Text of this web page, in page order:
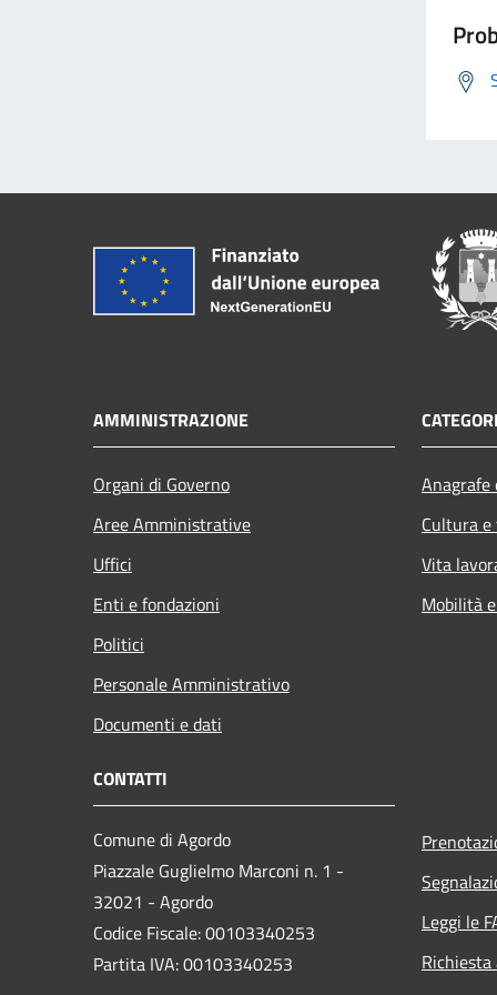
AMMINISTRAZIONE
Organi di Governo
Aree Amministrative
Uffici
Enti e fondazioni
Politici
Personale Amministrativo
Documenti e dati
Cultura
Vita
Mobilità
CONTATTI
Comune di Agordo
Piazzale Guglielmo Marconi n. 1 -
32021 - Agordo
Codice Fiscale: 00103340253
Partita IVA: 00103340253
Leggi le